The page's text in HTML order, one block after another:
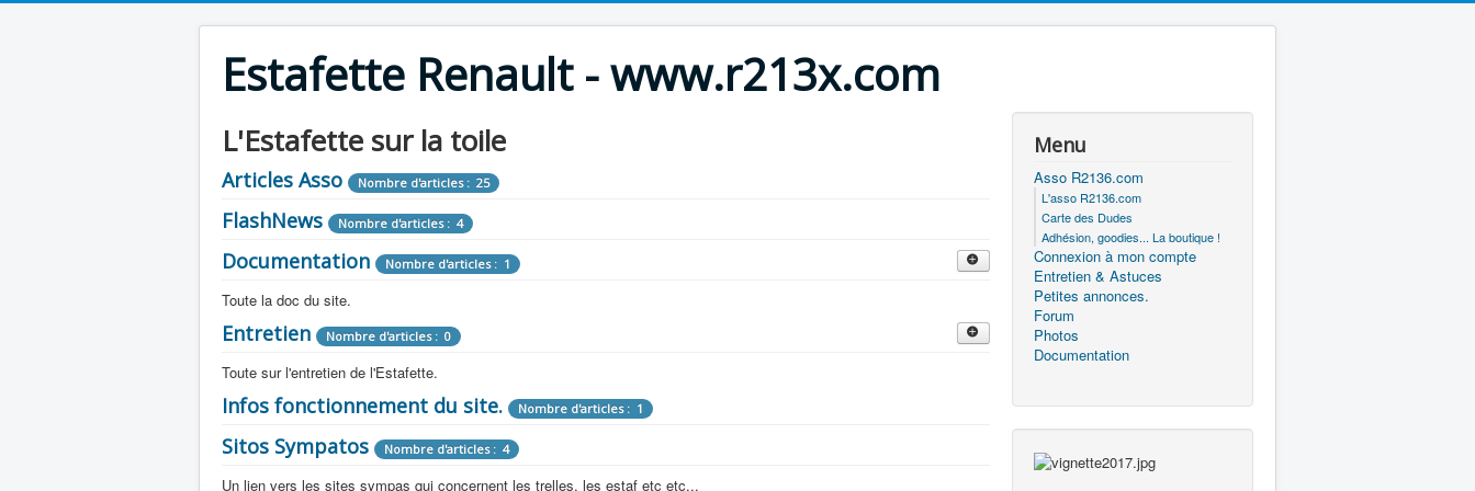
Estafette Renault - www.r213x.com
L'Estafette sur la toile
Articles Asso Nombre d'articles : 25
FlashNews Nombre d'articles : 4
Documentation Nombre d'articles : 1
Toute la doc du site.
Revue de Presse Nombre d'articles : 9
Tous les articles que l'on a vu sur l'estafette !
Camping Car Nombre d'articles : 3
Toute la doc sur les camping cars ou aménagements d'époque.
Documentation Nombre d'articles : 13
Entretien Nombre d'articles : 0
Toute sur l'entretien de l'Estafette.
Mécanique Nombre d'articles : 0
Moteur Nombre d'articles : 14
Electricité Nombre d'articles : 0
Infos fonctionnement du site. Nombre d'articles : 1
Sitos Sympatos Nombre d'articles : 4
Un lien vers les sites sympas qui concernent les trelles, les estaf etc etc...
Menu
Asso R2136.com
L'asso R2136.com
Carte des Dudes
Adhésion, goodies... La boutique !
Connexion à mon compte
Entretien & Astuces
Petites annonces.
Forum
Photos
Documentation